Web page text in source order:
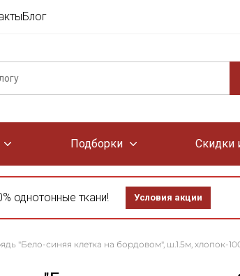
Блог
Подборки Скидки
однотонные ткани! Условия акции
"Бело-синяя клетка на бордовом", ш.1.5м, хлопок-